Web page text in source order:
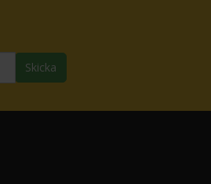
Skicka